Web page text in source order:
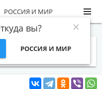
РОССИЯ И МИР
вы?
РОССИЯ И МИР
ФОТО